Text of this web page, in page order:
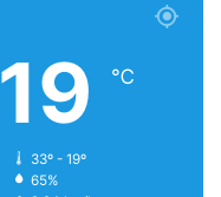
19 ℃
33º - 19º
65%